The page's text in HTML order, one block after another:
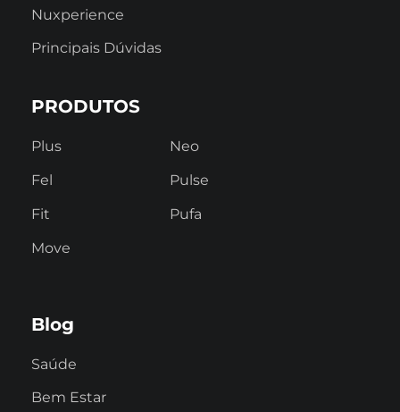
Nuxperience
Principais Dúvidas
PRODUTOS
Plus
Fel
Fit
Move
Neo
Pulse
Pufa
Blog
Saúde
Bem Estar